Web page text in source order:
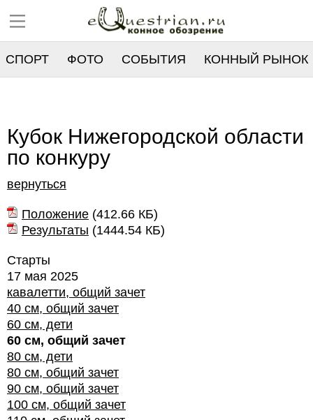
СПОРТ ФОТО СОБЫТИЯ КОННЫЙ РЫНОК
Кубок Нижегородской области
по конкуру
вернуться
Положение (412.66 КБ)
Результаты (1444.54 КБ)
Старты
17 мая 2025
кавалетти, общий зачет
40 см, общий зачет
60 см, дети
60 см, общий зачет
80 см, дети
80 см, общий зачет
90 см, общий зачет
100 см, общий зачет